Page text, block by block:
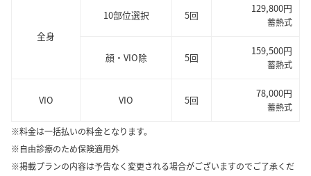
全身
10部位選択 5回
129,800円
蓄熱式
顔・VIO除 5回
159,500円
蓄熱式
VIO VIO 5回
78,000円
蓄熱式
※料金は一括払いの料金となります。
※自由診療のため保険適用外
※掲載プランの内容は予告なく変更される場合がございますのでご了承くだ